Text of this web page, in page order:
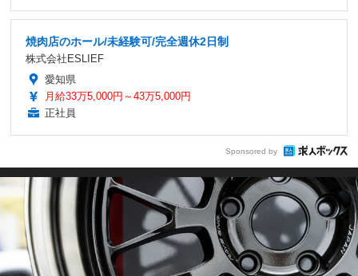
焼肉店のホール/未経験可/完全週休2日制
株式会社ESLIEF
愛知県
月給33万5,000円～43万5,000円
正社員
Sponsored by